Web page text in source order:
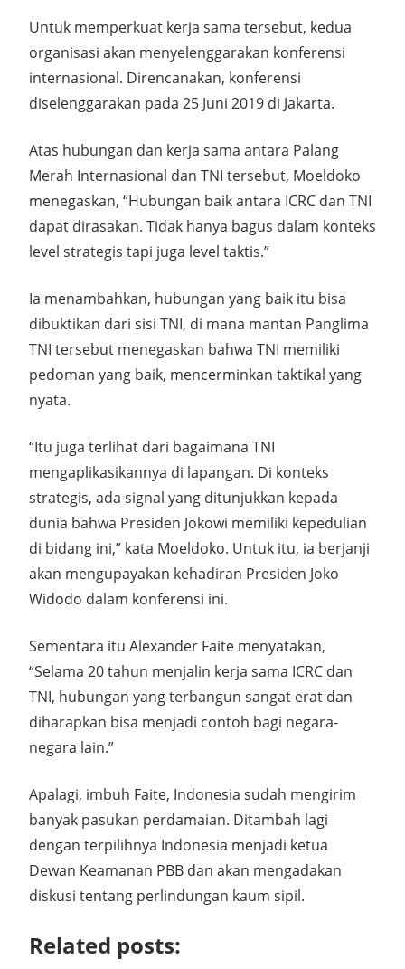
Untuk memperkuat kerja sama tersebut, kedua
organisasi akan menyelenggarakan konferensi
internasional. Direncanakan, konferensi
diselenggarakan pada 25 Juni 2019 di Jakarta.
Atas hubungan dan kerja sama antara Palang
Merah Internasional dan TNI tersebut, Moeldoko
menegaskan, “Hubungan baik antara ICRC dan TNI
dapat dirasakan. Tidak hanya bagus dalam konteks
level strategis tapi juga level taktis.”
Ia menambahkan, hubungan yang baik itu bisa
dibuktikan dari sisi TNI, di mana mantan Panglima
TNI tersebut menegaskan bahwa TNI memiliki
pedoman yang baik, mencerminkan taktikal yang
nyata.
“Itu juga terlihat dari bagaimana TNI
mengaplikasikannya di lapangan. Di konteks
strategis, ada signal yang ditunjukkan kepada
dunia bahwa Presiden Jokowi memiliki kepedulian
di bidang ini,” kata Moeldoko. Untuk itu, ia berjanji
akan mengupayakan kehadiran Presiden Joko
Widodo dalam konferensi ini.
Sementara itu Alexander Faite menyatakan,
“Selama 20 tahun menjalin kerja sama ICRC dan
TNI, hubungan yang terbangun sangat erat dan
diharapkan bisa menjadi contoh bagi negara-
negara lain.”
Apalagi, imbuh Faite, Indonesia sudah mengirim
banyak pasukan perdamaian. Ditambah lagi
dengan terpilihnya Indonesia menjadi ketua
Dewan Keamanan PBB dan akan mengadakan
diskusi tentang perlindungan kaum sipil.
Related posts: